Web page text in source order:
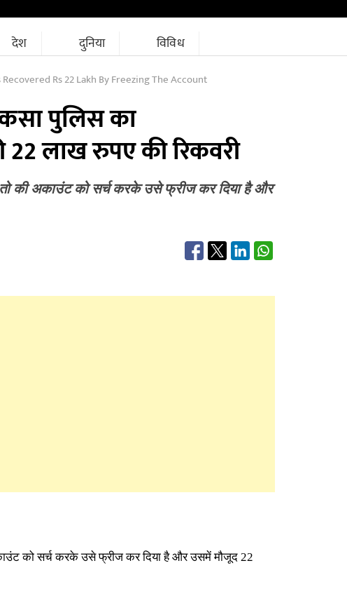
देश दुनिया विविध
Rs 22 Lakh By Freezing The Account
पुलिस का
लाख रुपए की रिकवरी
की अकाउंट को सर्च करके उसे फ्रीज कर दिया है और
को सर्च करके उसे फ्रीज कर दिया है और उसमें मौजूद 22